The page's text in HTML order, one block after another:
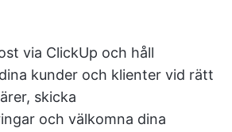
via ClickUp och håll
kunder och klienter vid rätt
skicka
och välkomna dina